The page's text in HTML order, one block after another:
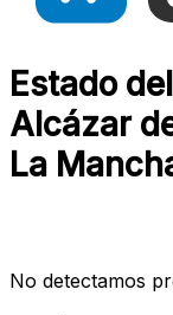
Estado
Alcázar
La
No detectamos